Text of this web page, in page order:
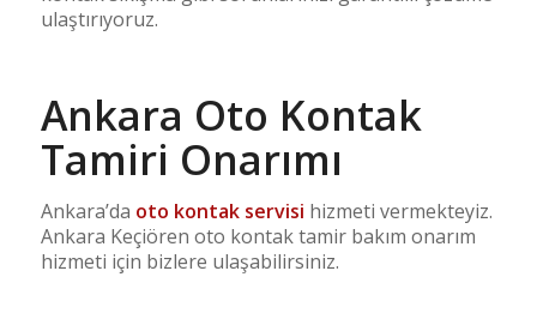
ulaştırıyoruz.
Ankara Oto Kontak
Tamiri Onarımı
Ankara’da oto kontak servisi hizmeti vermekteyiz.
Ankara Keçiören oto kontak tamir bakım onarım
hizmeti için bizlere ulaşabilirsiniz.